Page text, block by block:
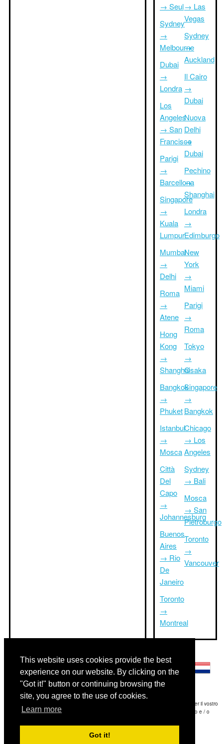
This website uses cookies provide the best
experience on our website. By clicking on the
"Got it!" button or continuing browsing the
site, you agree to the use of cookies.
Learn more
Got it!
→ Seul
Sydney
→
Melbourne
Dubai
→
Londra
Los
Angeles
→ San
Francisco
Parigi
→
Barcellona
Singapore
→
Kuala
Lumpur
Mumbai
→
Delhi
Roma
→
Atene
Hong
Kong
→
Shanghai
Bangkok
→
Phuket
Istanbul
→
Mosca
Città
Del
Capo
→
Johannesburg
Buenos
Aires
→ Rio
De
Janeiro
Toronto
→
Montreal
→ Las
Vegas
Sydney
→
Auckland
Il Cairo
→
Dubai
Nuova
Delhi
→
Dubai
Pechino
→
Shanghai
Londra
→
Edimburgo
New
York
→
Miami
Parigi
→
Roma
Tokyo
→
Osaka
Singapore
→
Bangkok
Chicago
→ Los
Angeles
Sydney
→ Bali
Mosca
→ San
Pietroburgo
Toronto
→
Vancouver
Disclaimer: Le informazioni visualizzate su questo sito è la nostra migliore stima e per il vostro
riferimento soltanto.Triptimeto.com non è responsabile di eventuali ritardi viaggio e / o